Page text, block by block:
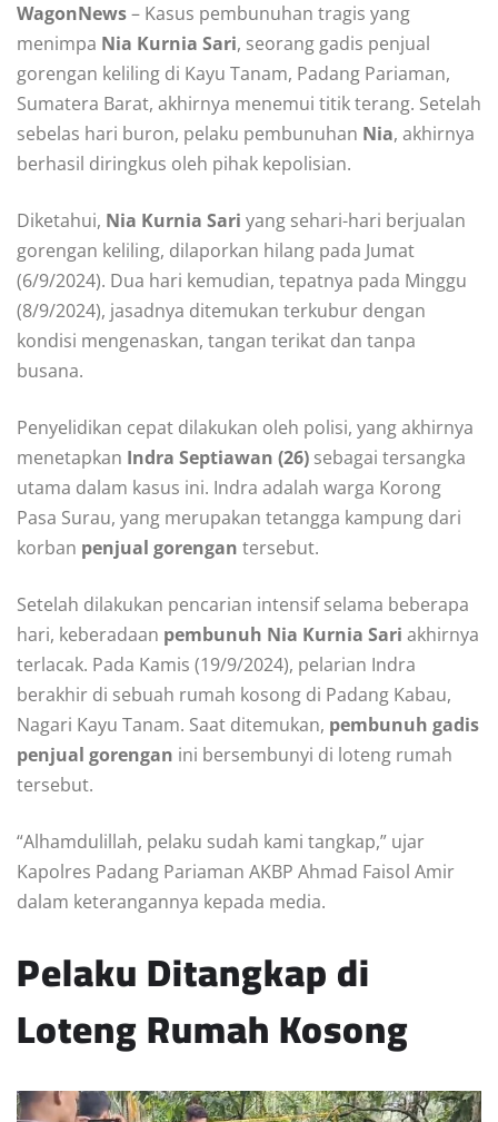
WagonNews– Kasus pembunuhan tragis yang
menimpa Nia Kurnia Sari, seorang gadis penjual
gorengan keliling di Kayu Tanam, Padang Pariaman,
Sumatera Barat, akhirnya menemui titik terang. Setelah
sebelas hari buron, pelaku pembunuhan Nia, akhirnya
berhasil diringkus oleh pihak kepolisian.
Diketahui, Nia Kurnia Sari yang sehari-hari berjualan
gorengan keliling, dilaporkan hilang pada Jumat
(6/9/2024). Dua hari kemudian, tepatnya pada Minggu
(8/9/2024), jasadnya ditemukan terkubur dengan
kondisi mengenaskan, tangan terikat dan tanpa
busana.
Penyelidikan cepat dilakukan oleh polisi, yang akhirnya
menetapkan Indra Septiawan (26) sebagai tersangka
utama dalam kasus ini. Indra adalah warga Korong
Pasa Surau, yang merupakan tetangga kampung dari
korban penjual gorengan tersebut.
Setelah dilakukan pencarian intensif selama beberapa
hari, keberadaan pembunuh Nia Kurnia Sari akhirnya
terlacak. Pada Kamis (19/9/2024), pelarian Indra
berakhir di sebuah rumah kosong di Padang Kabau,
Nagari Kayu Tanam. Saat ditemukan, pembunuh gadis
penjual gorengan ini bersembunyi di loteng rumah
tersebut.
“Alhamdulillah, pelaku sudah kami tangkap,” ujar
Kapolres Padang Pariaman AKBP Ahmad Faisol Amir
dalam keterangannya kepada media.
Pelaku Ditangkap di
Loteng Rumah Kosong